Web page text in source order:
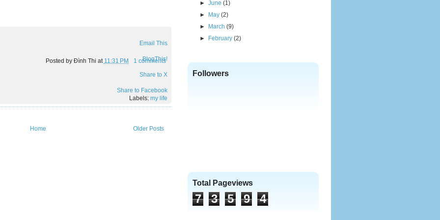
Posted by Đình Thi at 11:31 PM 1 comments
Email This
BlogThis!
Share to X
Share to Facebook
Labels: my life
Older Posts
Home
►June (1)
►
May (2)
►
March (9)
►
February (2)
Followers
Total Pageviews
7 3 5 9 4